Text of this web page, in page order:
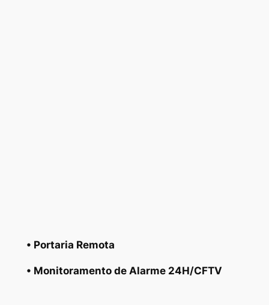
• Portaria Remota
• Monitoramento de Alarme 24H/CFTV